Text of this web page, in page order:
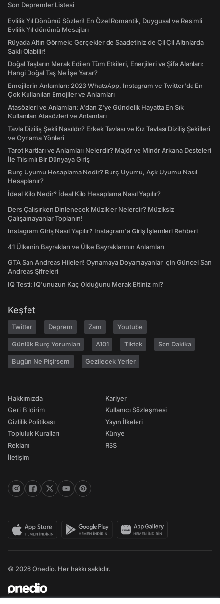
Son Depremler Listesi
Evlilik Yıl Dönümü Sözleri! En Özel Romantik, Duygusal ve Resimli
Evlilik Yıl dönümü Mesajları
Rüyada Altın Görmek: Gerçekler de Saadetiniz de Çil Çil Altınlarda
Saklı Olabilir!
Doğal Taşların Merak Edilen Tüm Etkileri, Enerjileri ve Şifa Alanları:
Hangi Doğal Taş Ne İşe Yarar?
Emojilerin Anlamları: 2023 WhatsApp, Instagram ve Twitter'da En
Çok Kullanılan Emojiler ve Anlamları
Atasözleri ve Anlamları: A'dan Z'ye Gündelik Hayatta En Sık
Kullanılan Atasözleri ve Anlamları
Tavla Diziliş Şekli Nasıldır? Erkek Tavlası ve Kız Tavlası Diziliş Şekilleri
ve Oynama Yönleri
Tarot Kartları ve Anlamları Nelerdir? Majör ve Minör Arkana Desteleri
İle Tılsımlı Bir Dünyaya Giriş
Burç Uyumu Hesaplama Nedir? Burç Uyumu, Aşk Uyumu Nasıl
Hesaplanır?
İdeal Kilo Nedir? İdeal Kilo Hesaplama Nasıl Yapılır?
Ders Çalışırken Dinlenecek Müzikler Nelerdir? Müziksiz
Çalışamayanlar Toplanın!
Instagram Giriş Nasıl Yapılır? Instagram'a Giriş İşlemleri Rehberi
41 Ülkenin Bayrakları ve Ülke Bayraklarının Anlamları
GTA San Andreas Hileleri! Oynamaya Doyamayanlar İçin Güncel San
Andreas Şifreleri
IQ Testi: IQ'unuzun Kaç Olduğunu Merak Ettiniz mi?
Keşfet
Twitter Deprem Zam Youtube
Günlük Burç Yorumları A101 Tiktok Son Dakika
Bugün Ne Pişirsem Gezilecek Yerler
Hakkımızda
Geri Bildirim
Gizlilik Politikası
Topluluk Kuralları
Reklam
İletişim
Kariyer
Kullanıcı Sözleşmesi
Yayın İlkeleri
Künye
RSS
© 2026 Onedio. Her hakkı saklıdır.